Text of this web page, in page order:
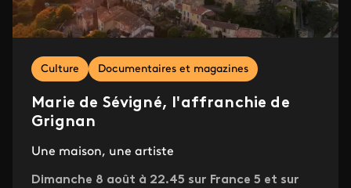
Culture Documentaires et magazines
Marie de Sévigné, l'affranchie de
Grignan
Une maison, une artiste
Dimanche 8 août à 22.45 sur France 5 et sur